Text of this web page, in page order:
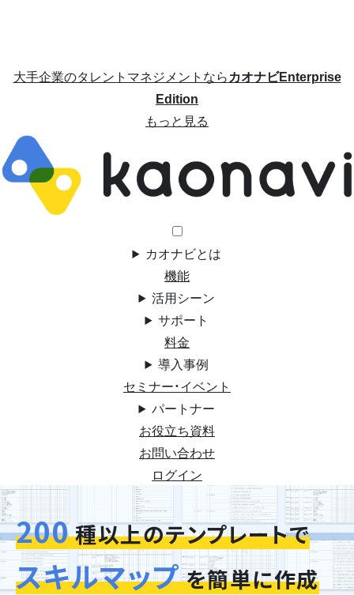
大手企業のタレントマネジメントならカオナビEnterprise
Edition
もっと見る
カオナビとは
機能
活用シーン
サポート
料金
導入事例
セミナー・イベント
パートナー
お役立ち資料
お問い合わせ
ログイン
200
スキルマップ
今お使いの評価シートを
そのまま再現